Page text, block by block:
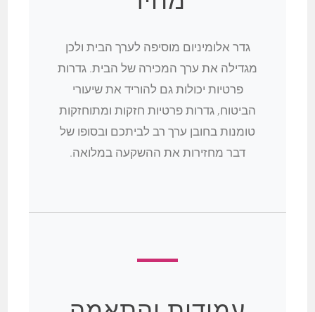
גדר אלומיניום מוסיפה לערך הבית ולכן
מגדילה את ערך המכירה של הבית. גדרות
פרטיות יכולות גם להוריד את שיעורי
הביטוח, גדרות פרטיות חזקות ומתוחזקות
טומנות בחובן ערך רב לביתכם ובסופו של
דבר מחזירות את ההשקעה במלואה.